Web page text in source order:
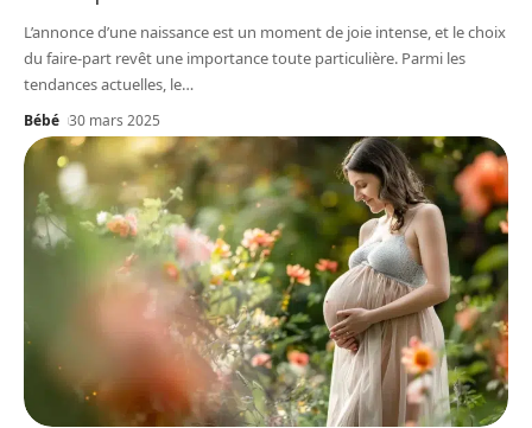
L’annonce d’une naissance est un moment de joie intense, et le choix
du faire-part revêt une importance toute particulière. Parmi les
tendances actuelles, le…
Bébé 30 mars 2025